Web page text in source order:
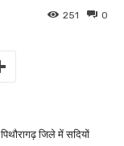
0
251
जिले में सदियों